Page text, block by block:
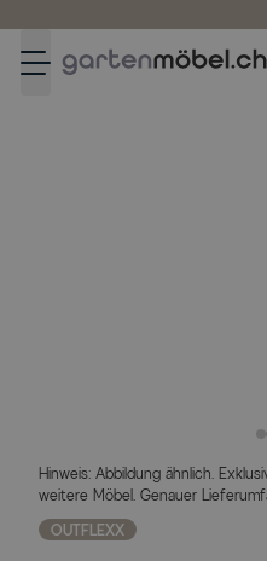
Hinweis: Abbildung ähnlich.
weitere Möbel. Genauer
OUTFLEXX